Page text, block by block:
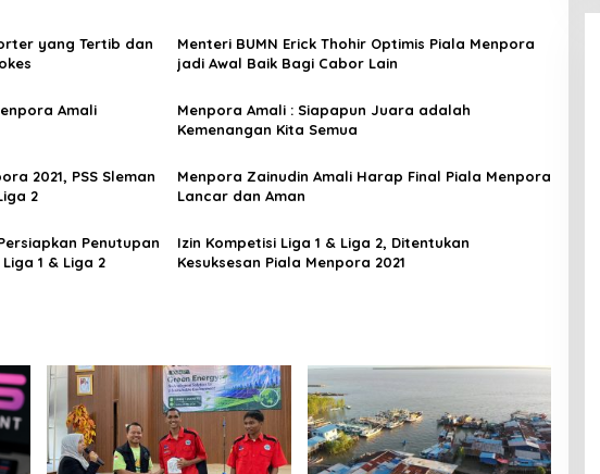
yang Tertib dan
Menteri BUMN Erick Thohir Optimis Piala Menpora
jadi Awal Baik Bagi Cabor Lain
Amali
Menpora Amali : Siapapun Juara adalah
Kemenangan Kita Semua
2021, PSS Sleman
2
Menpora Zainudin Amali Harap Final Piala Menpora
Lancar dan Aman
Penutupan
1 & Liga 2
Izin Kompetisi Liga 1 & Liga 2, Ditentukan
Kesuksesan Piala Menpora 2021